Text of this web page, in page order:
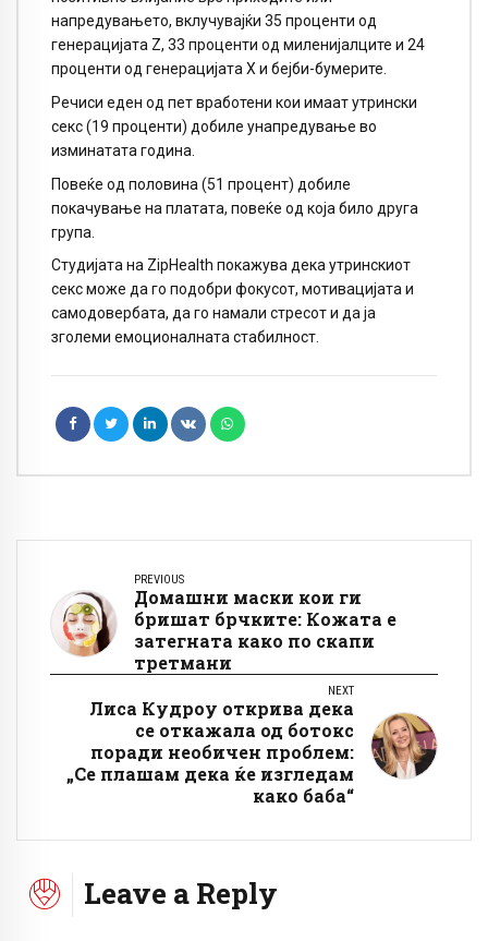
напредувањето, вклучувајќи 35 проценти од
генерацијата Z, 33 проценти од миленијалците и 24
проценти од генерацијата X и бејби-бумерите.
Речиси еден од пет вработени кои имаат утрински
секс (19 проценти) добиле унапредување во
изминатата година.
Повеќе од половина (51 процент) добиле
покачување на платата, повеќе од која било друга
група.
Студијата на ZipHealth покажува дека утринскиот
секс може да го подобри фокусот, мотивацијата и
самодовербата, да го намали стресот и да ја
зголеми емоционалната стабилност.
PREVIOUS
Домашни маски кои ги
бришат брчките: Кожата е
затегната како по скапи
третмани
NEXT
Лиса Кудроу открива дека
се откажала од ботокс
поради необичен проблем:
„Се плашам дека ќе изгледам
како баба“
Leave a Reply